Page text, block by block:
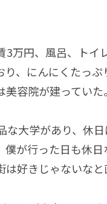
万円、風呂、トイ
、にんにくたっぷ
容院が建っていた。
大学があり、休
が行った日も休
好きじゃないなと